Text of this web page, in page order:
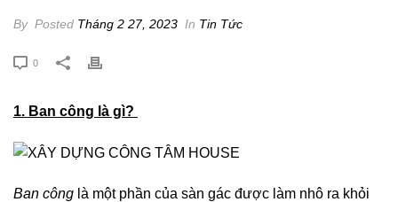
By Posted Tháng 2 27, 2023 In Tin Tức
0
1. Ban công là gì?
Ban công là một phần của sàn gác được làm nhô ra khỏi